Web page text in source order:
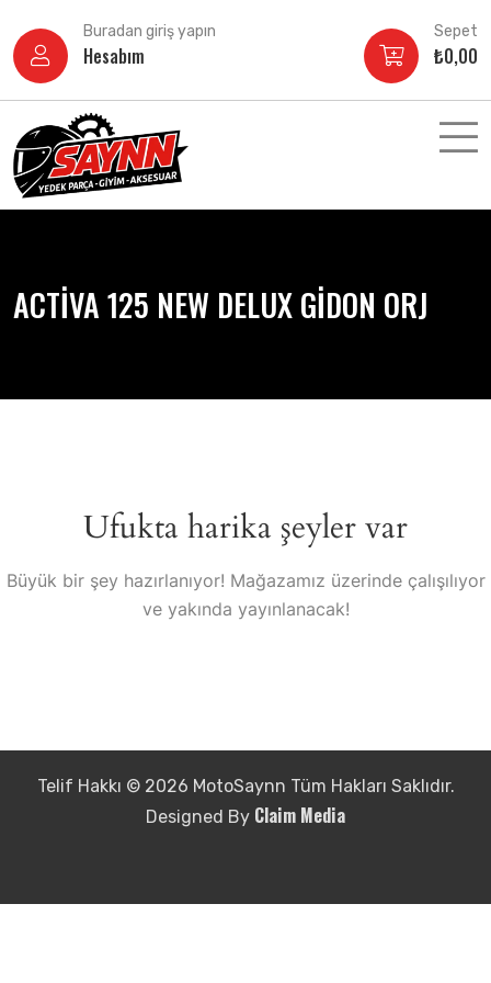
atla
Buradan giriş yapın
Hesabım
Sepet
₺0,00
ACTİVA 125 NEW DELUX GİDON ORJ
Ufukta harika şeyler var
Büyük bir şey hazırlanıyor! Mağazamız üzerinde çalışılıyor
ve yakında yayınlanacak!
Telif Hakkı © 2026 MotoSaynn Tüm Hakları Saklıdır.
Designed By Claim Media